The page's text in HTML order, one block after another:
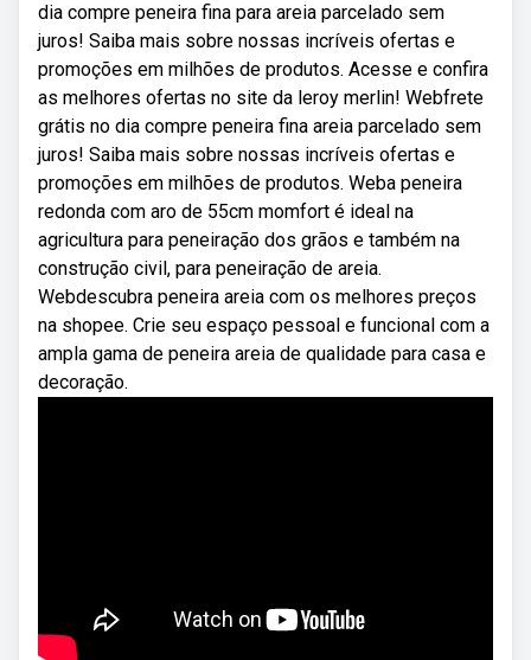
dia compre peneira fina para areia parcelado sem
juros! Saiba mais sobre nossas incríveis ofertas e
promoções em milhões de produtos. Acesse e confira
as melhores ofertas no site da leroy merlin! Webfrete
grátis no dia compre peneira fina areia parcelado sem
juros! Saiba mais sobre nossas incríveis ofertas e
promoções em milhões de produtos. Weba peneira
redonda com aro de 55cm momfort é ideal na
agricultura para peneiração dos grãos e também na
construção civil, para peneiração de areia.
Webdescubra peneira areia com os melhores preços
na shopee. Crie seu espaço pessoal e funcional com a
ampla gama de peneira areia de qualidade para casa e
decoração.